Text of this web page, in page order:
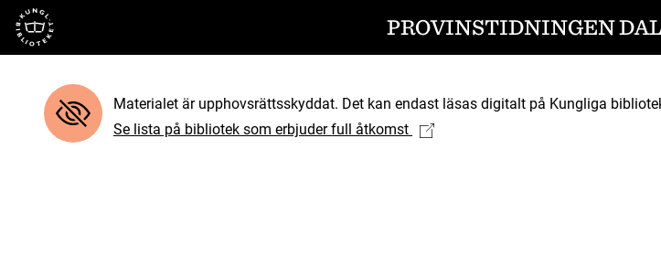
Till startsidan PROVINSTIDNINGEN
Materialet är upphovsrättsskyddat. Det kan endast läsas digitalt på Kungliga
Se lista på bibliotek som erbjuder full åtkomst